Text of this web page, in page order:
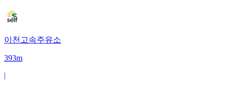
이천고속주유소
393m
|